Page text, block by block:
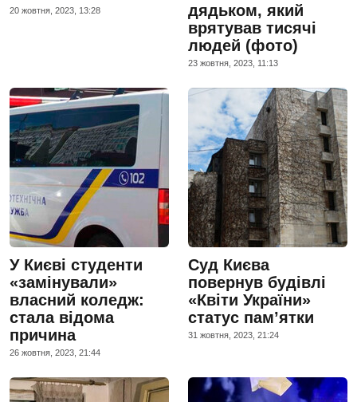
20 жовтня, 2023, 13:28
дядьком, який
врятував тисячі
людей (фото)
23 жовтня, 2023, 11:13
У Києві студенти
«замінували»
власний коледж:
стала відома
причина
26 жовтня, 2023, 21:44
Суд Києва
повернув будівлі
«Квіти України»
статус памʼятки
31 жовтня, 2023, 21:24